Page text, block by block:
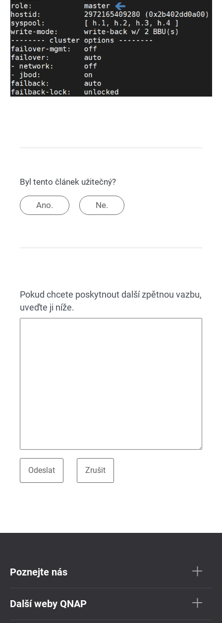
Byl tento článek užitečný?
Ano. Ne.
Pokud chcete poskytnout další zpětnou vazbu,
uveďte ji níže.
Poznejte nás
Další weby QNAP